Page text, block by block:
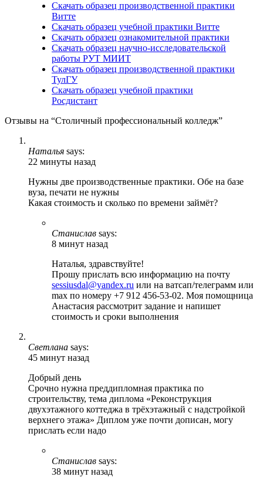
Скачать образец производственной практики
Витте
Скачать образец учебной практики Витте
Скачать образец ознакомительной практики
Скачать образец научно-исследовательской
работы РУТ МИИТ
Скачать образец производственной практики
ТулГУ
Скачать образец учебной практики
Росдистант
Отзывы на “Столичный профессиональный колледж”
Наталья says:
22 минуты назад
Нужны две производственные практики. Обе на базе
вуза, печати не нужны
Какая стоимость и сколько по времени займёт?
Станислав says:
8 минут назад
Наталья, здравствуйте!
Прошу прислать всю информацию на почту
sessiusdal@yandex.ru или на ватсап/телеграмм или
max по номеру +7 912 456-53-02. Моя помощница
Анастасия рассмотрит задание и напишет
стоимость и сроки выполнения
Светлана says:
45 минут назад
Добрый день
Срочно нужна преддипломная практика по
строительству, тема диплома «Реконструкция
двухэтажного коттеджа в трёхэтажный с надстройкой
верхнего этажа» Диплом уже почти дописан, могу
прислать если надо
Станислав says:
38 минут назад